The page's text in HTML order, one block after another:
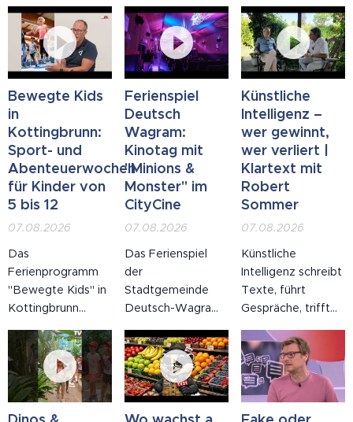
Bewegte Kids
in
Kottingbrunn:
Sport- und
Abenteuerwochen
für Kinder von
5 bis 12
07.08.2026
Das
Ferienprogramm
"Bewegte Kids" in
Kottingbrunn
Abenteuerwochen
für Kinder von fünf
bis zwölf Jahren,
betreut von
ausgebildeten
Ferienspiel
Deutsch
Wagram:
Kinotag mit
"Minions &
Monster" im
CityCine
07.08.2026
Das Ferienspiel
der
Stadtgemeinde
Deutsch-Wagram
Am Freitag, dem 7.
August 2026, lud
die Stadt zum
Ferienprogramm-
Kinotag ins
Künstliche
Intelligenz –
wer gewinnt,
wer verliert |
Klartext mit
Robert
Sommer
07.08.2026
Künstliche
Intelligenz schreibt
Texte, führt
Gespräche, trifft
und niemand hat
uns gefragt, ob wir
das wollen. In
dieser Ausgabe
von Klartext mit